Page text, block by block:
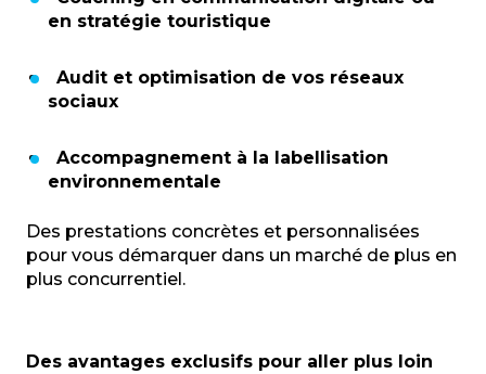
en stratégie touristique
Audit et optimisation de vos réseaux
sociaux
Accompagnement à la labellisation
environnementale
Des prestations concrètes et personnalisées
pour vous démarquer dans un marché de plus en
plus concurrentiel.
Des avantages exclusifs pour aller plus loin